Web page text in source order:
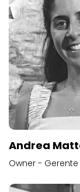
Andrea
Owner - Gerente